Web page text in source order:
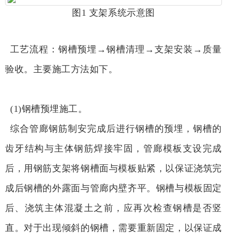
图1 支架系统示意图
工艺流程：钢槽预埋→钢槽清理→支架安装→质量
验收。主要施工方法如下。
(1)钢槽预埋施工。
综合管廊钢筋制安完成后进行钢槽的预埋，钢槽的
齿牙结构与主体钢筋焊接牢固，管廊模板支设完成
后，用钢筋支架将钢槽面与模板贴紧，以保证浇筑完
成后钢槽的外露面与管廊内壁齐平。钢槽与模板固定
后、浇筑主体混凝土之前，应再次检查钢槽是否竖
直。对于出现倾斜的钢槽，需要重新固定，以保证成